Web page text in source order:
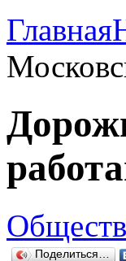
Главная
Поделиться…